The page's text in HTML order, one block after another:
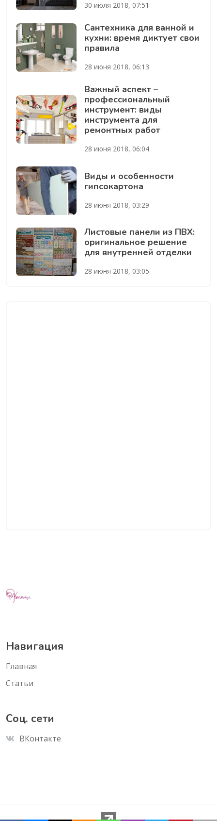
30 июля 2018, 07:51
Сантехника для ванной и
кухни: время диктует свои
правила
28 июня 2018, 06:13
Важный аспект –
профессиональный
инструмент: виды
инструмента для
ремонтных работ
28 июня 2018, 06:04
Виды и особенности
гипсокартона
28 июня 2018, 03:29
Листовые панели из ПВХ:
оригинальное решение
для внутренней отделки
28 июня 2018, 03:05
Навигация
Главная
Статьи
Соц. сети
ВКонтакте